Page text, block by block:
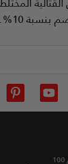
بنسبة 10%.